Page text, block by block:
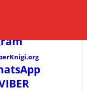
org